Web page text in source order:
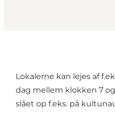
Lokalerne kan lejes af
dag mellem klokken 7
slået op f.eks. på